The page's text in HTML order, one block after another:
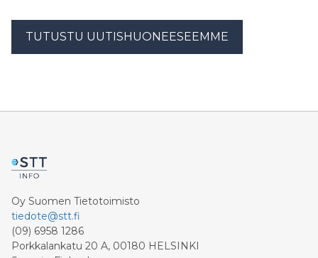
TUTUSTU UUTISHUONEESEEMME
Oy Suomen Tietotoimisto
tiedote@stt.fi
(09) 6958 1286
Porkkalankatu 20 A, 00180 HELSINKI